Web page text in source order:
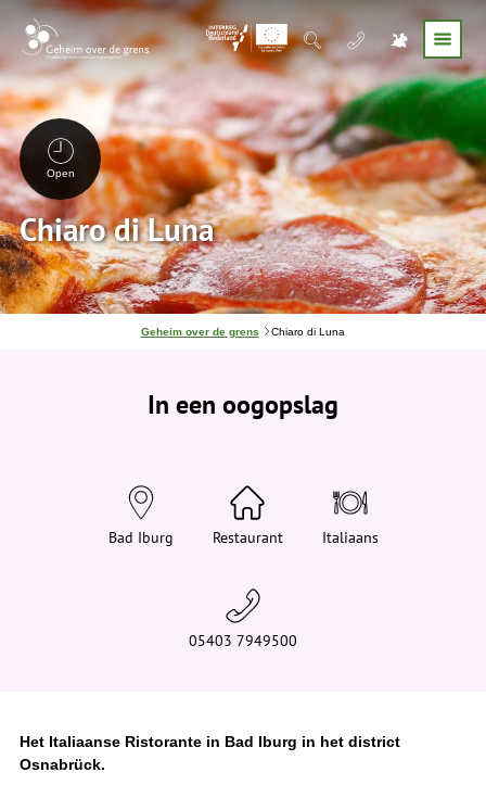
Open
Chiaro di Luna
J
e
h
e
Geheim over de grens Chiaro di Luna
In een oogopslag
Bad Iburg Restaurant Italiaans
05403 7949500
Het Italiaanse Ristorante in Bad Iburg in het district
Osnabrück.